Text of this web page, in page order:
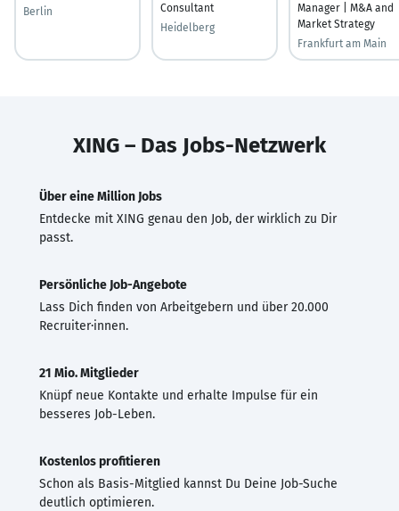
Berlin
Consultant
Heidelberg
Manager | M&A and
Market Strategy
Frankfurt am Main
XING – Das Jobs-Netzwerk
Über eine Million Jobs
Entdecke mit XING genau den Job, der wirklich zu Dir
passt.
Persönliche Job-Angebote
Lass Dich finden von Arbeitgebern und über 20.000
Recruiter·innen.
21 Mio. Mitglieder
Knüpf neue Kontakte und erhalte Impulse für ein
besseres Job-Leben.
Kostenlos profitieren
Schon als Basis-Mitglied kannst Du Deine Job-Suche
deutlich optimieren.